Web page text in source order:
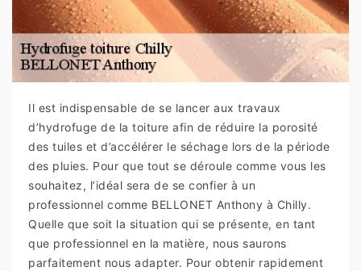
Il est indispensable de se lancer aux travaux
d’hydrofuge de la toiture afin de réduire la porosité
des tuiles et d’accélérer le séchage lors de la période
des pluies. Pour que tout se déroule comme vous les
souhaitez, l’idéal sera de se confier à un
professionnel comme BELLONET Anthony à Chilly.
Quelle que soit la situation qui se présente, en tant
que professionnel en la matière, nous saurons
parfaitement nous adapter. Pour obtenir rapidement